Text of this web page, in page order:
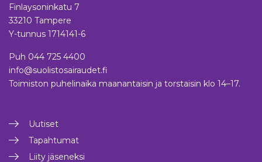
Finlaysoninkatu 7
33210 Tampere
Y-tunnus 1714141-6
Puh 044 725 4400
info@suolistosairaudet.fi
Toimiston puhelinaika maanantaisin ja torstaisin klo 14–17.
Uutiset
Tapahtumat
Liity jäseneksi